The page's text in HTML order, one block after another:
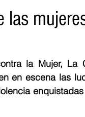
las
la Mujer, La
en escena las